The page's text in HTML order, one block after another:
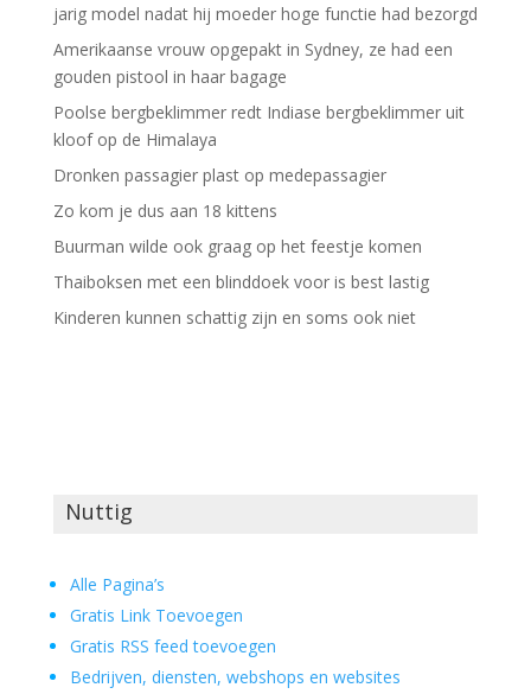
jarig model nadat hij moeder hoge functie had bezorgd
Amerikaanse vrouw opgepakt in Sydney, ze had een
gouden pistool in haar bagage
Poolse bergbeklimmer redt Indiase bergbeklimmer uit
kloof op de Himalaya
Dronken passagier plast op medepassagier
Zo kom je dus aan 18 kittens
Buurman wilde ook graag op het feestje komen
Thaiboksen met een blinddoek voor is best lastig
Kinderen kunnen schattig zijn en soms ook niet
Nuttig
Alle Pagina’s
Gratis Link Toevoegen
Gratis RSS feed toevoegen
Bedrijven, diensten, webshops en websites